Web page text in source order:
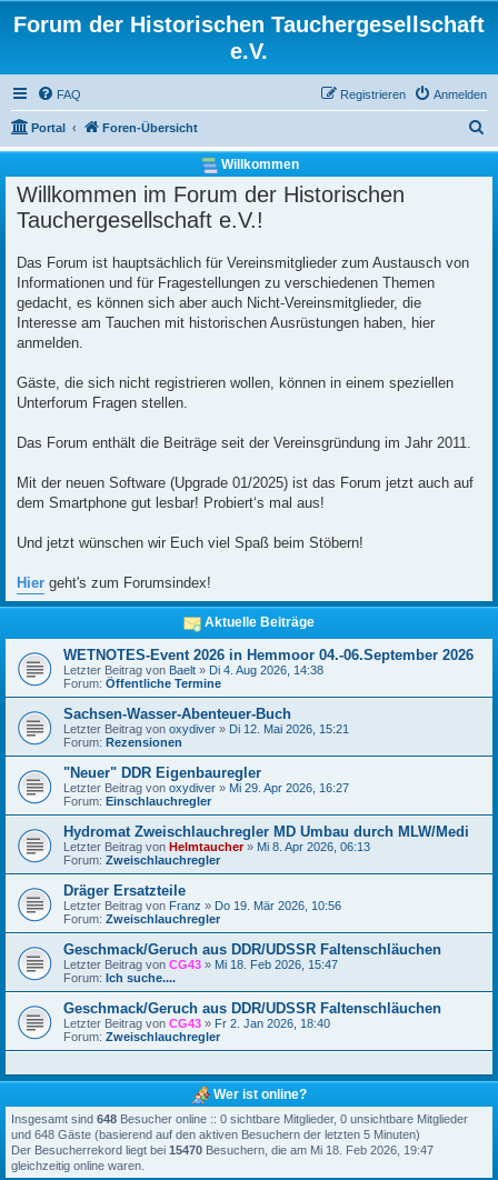
Forum der Historischen Tauchergesellschaft
e.V.
FAQ Anmelden
Registrieren
Portal Foren-Übersicht
u
c
Willkommen
Willkommen im Forum der Historischen
Tauchergesellschaft e.V.!
Das Forum ist hauptsächlich für Vereinsmitglieder zum Austausch von
Informationen und für Fragestellungen zu verschiedenen Themen
gedacht, es können sich aber auch Nicht-Vereinsmitglieder, die
Interesse am Tauchen mit historischen Ausrüstungen haben, hier
anmelden.
Gäste, die sich nicht registrieren wollen, können in einem speziellen
Unterforum Fragen stellen.
Das Forum enthält die Beiträge seit der Vereinsgründung im Jahr 2011.
Mit der neuen Software (Upgrade 01/2025) ist das Forum jetzt auch auf
dem Smartphone gut lesbar! Probiert‘s mal aus!
Und jetzt wünschen wir Euch viel Spaß beim Stöbern!
Hier geht's zum Forumsindex!
Aktuelle Beiträge
WETNOTES-Event 2026 in Hemmoor 04.-06.September 2026
Letzter Beitrag von Baelt » Di 4. Aug 2026, 14:38
Forum: Öffentliche Termine
Sachsen-Wasser-Abenteuer-Buch
Letzter Beitrag von oxydiver » Di 12. Mai 2026, 15:21
Forum: Rezensionen
"Neuer" DDR Eigenbauregler
Letzter Beitrag von oxydiver » Mi 29. Apr 2026, 16:27
Forum: Einschlauchregler
Hydromat Zweischlauchregler MD Umbau durch MLW/Medi
Letzter Beitrag von Helmtaucher» Mi 8. Apr 2026, 06:13
Forum: Zweischlauchregler
Dräger Ersatzteile
Letzter Beitrag von Franz » Do 19. Mär 2026, 10:56
Forum: Zweischlauchregler
Geschmack/Geruch aus DDR/UDSSR Faltenschläuchen
Letzter Beitrag von CG43 » Mi 18. Feb 2026, 15:47
Forum: Ich suche....
Geschmack/Geruch aus DDR/UDSSR Faltenschläuchen
Letzter Beitrag von CG43 » Fr 2. Jan 2026, 18:40
Forum: Zweischlauchregler
Wer ist online?
Insgesamt sind 648 Besucher online :: 0 sichtbare Mitglieder, 0 unsichtbare Mitglieder
und 648 Gäste (basierend auf den aktiven Besuchern der letzten 5 Minuten)
Der Besucherrekord liegt bei 15470 Besuchern, die am Mi 18. Feb 2026, 19:47
gleichzeitig online waren.